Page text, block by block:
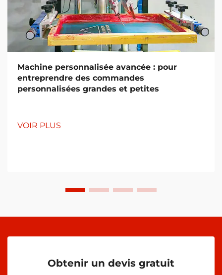
Machine personnalisée avancée : pour
entreprendre des commandes
personnalisées grandes et petites
VOIR PLUS
Obtenir un devis gratuit